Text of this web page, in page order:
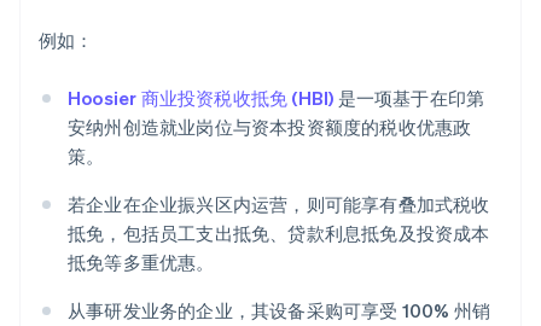
例如：
Hoosier 商业投资税收抵免 (HBI) 是一项基于在印第
安纳州创造就业岗位与资本投资额度的税收优惠政
策。
若企业在企业振兴区内运营，则可能享有叠加式税收
抵免，包括员工支出抵免、贷款利息抵免及投资成本
抵免等多重优惠。
从事研发业务的企业，其设备采购可享受 100% 州销